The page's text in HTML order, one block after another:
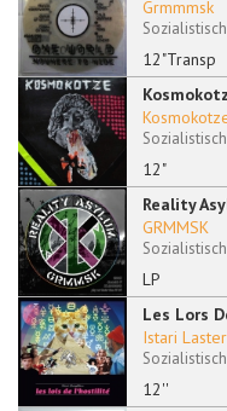
12"Transp
Grmmmsk
12"
Reality
LP
GRMMSK
Les Lors
12''
Istari